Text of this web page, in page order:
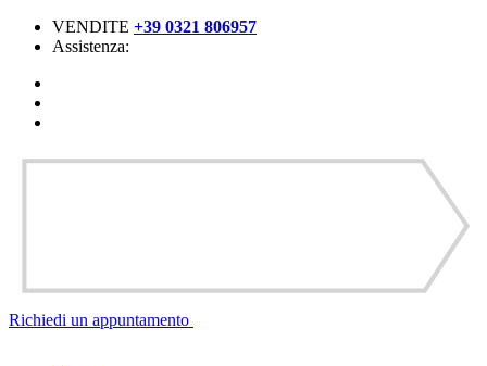
VENDITE +39 0321 806957
Assistenza:
Richiedi un appuntamento